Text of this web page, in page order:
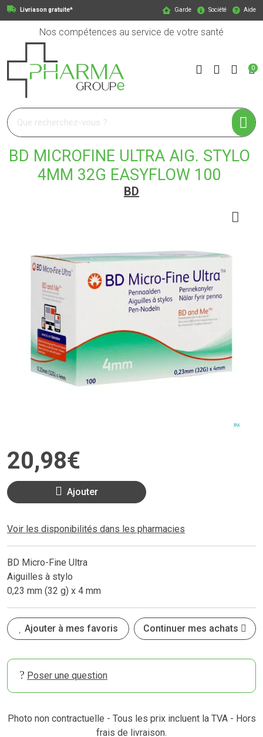
Livriason gratuite* Garde Société Aide
Nos compétences au service de votre santé
Pharmagroupe Votre pharmacie en ligne à votre service
0
BD MICROFINE ULTRA AIG. STYLO
4MM 32G EASYFLOW 100
BD
20,98€
Ajouter
Voir les disponibilités dans les pharmacies
BD Micro-Fine Ultra
Aiguilles à stylo
0,23 mm (32 g) x 4 mm
Ajouter à mes favoris Continuer mes achats
Poser une question
Photo non contractuelle - Tous les prix incluent la TVA - Hors
frais de livraison.